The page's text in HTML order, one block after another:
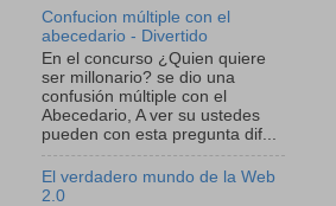
Confucion múltiple con el
abecedario - Divertido
En el concurso ¿Quien quiere
ser millonario? se dio una
confusión múltiple con el
Abecedario, A ver su ustedes
pueden con esta pregunta dif...
El verdadero mundo de la Web
2.0